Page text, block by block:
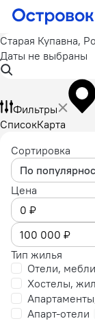
Старая Купавна,
Даты не выбраны
Фильтры
СписокКарта
Сортировка
По
Цена
Тип жилья
Отели,
Хостелы,
Апарт-отели